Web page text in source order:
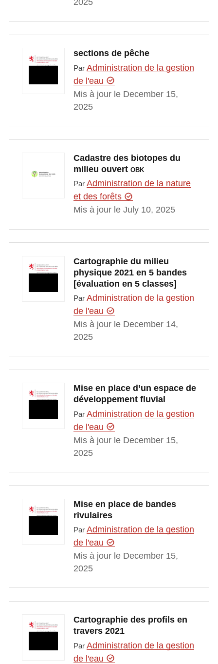
2025
sections de pêche
Par Administration de la gestion
de l'eau
Mis à jour le December 15,
2025
Cadastre des biotopes du
milieu ouvert OBK
Par Administration de la nature
et des forêts
Mis à jour le July 10, 2025
Cartographie du milieu
physique 2021 en 5 bandes
[évaluation en 5 classes]
Par Administration de la gestion
de l'eau
Mis à jour le December 14,
2025
Mise en place d’un espace de
développement fluvial
Par Administration de la gestion
de l'eau
Mis à jour le December 15,
2025
Mise en place de bandes
rivulaires
Par Administration de la gestion
de l'eau
Mis à jour le December 15,
2025
Cartographie des profils en
travers 2021
Par Administration de la gestion
de l'eau